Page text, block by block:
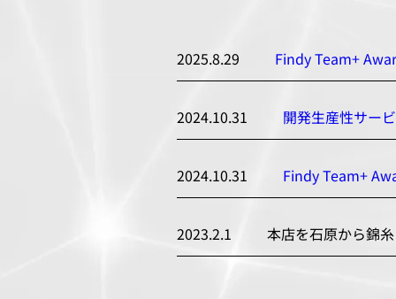
2025.8.29 Findy Team+
2024.10.31 開発生産性サー
2024.10.31 Findy Team+
2023.2.1 本店を石原から錦